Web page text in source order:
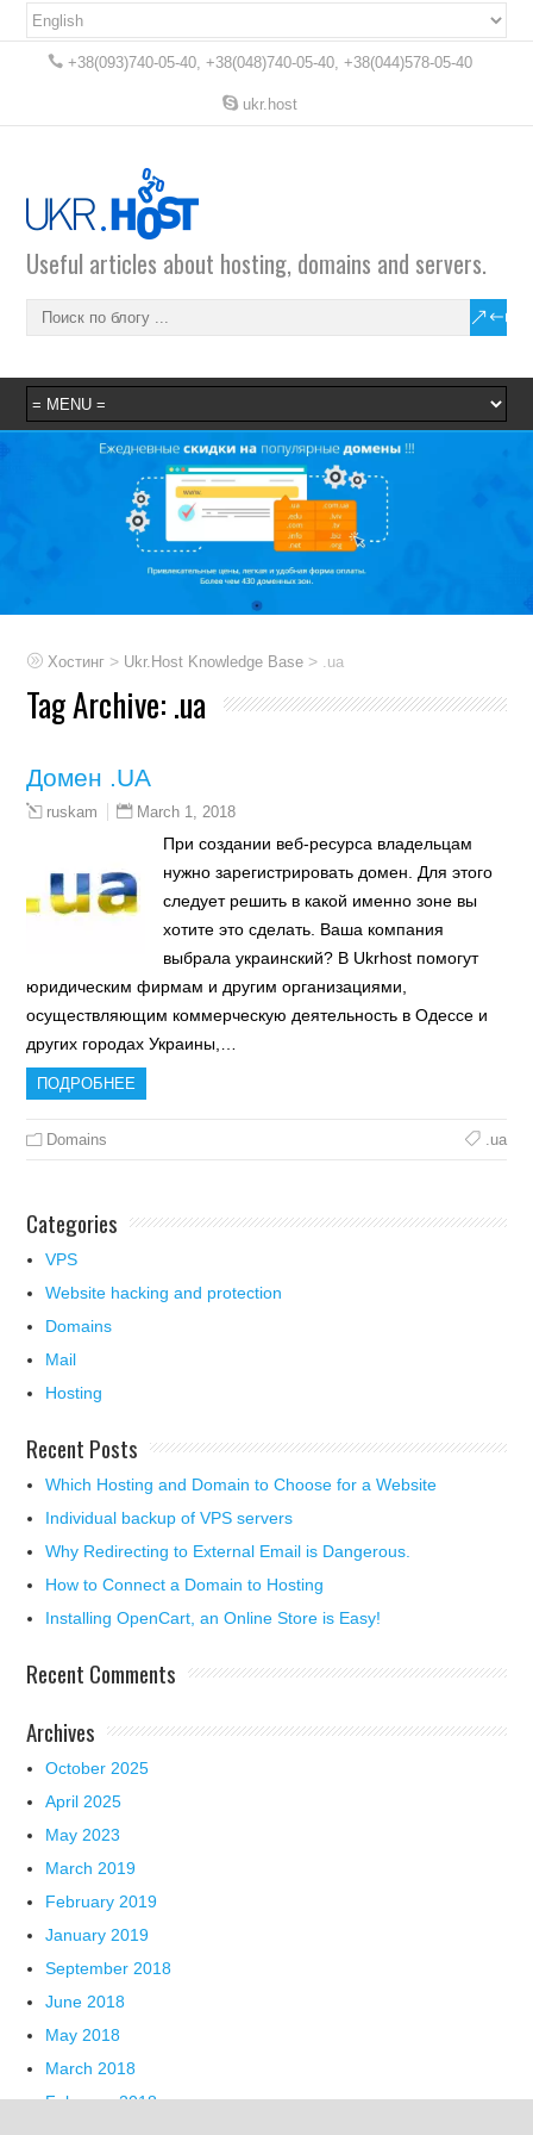
+38(093)740-05-40, +38(048)740-05-40, +38(044)578-05-40
ukr.host
Useful articles about hosting, domains and servers.
Хостинг > Ukr.Host Knowledge Base > .ua
Tag Archive: .ua
Домен .UA
ruskam March 1, 2018
При создании веб-ресурса владельцам
нужно зарегистрировать домен. Для этого
следует решить в какой именно зоне вы
хотите это сделать. Ваша компания
выбрала украинский? В Ukrhost помогут
юридическим фирмам и другим организациями,
осуществляющим коммерческую деятельность в Одессе и
других городах Украины,…
ПОДРОБНЕЕ
Domains .ua
Categories
VPS
Website hacking and protection
Domains
Mail
Hosting
Recent Posts
Which Hosting and Domain to Choose for a Website
Individual backup of VPS servers
Why Redirecting to External Email is Dangerous.
How to Connect a Domain to Hosting
Installing OpenCart, an Online Store is Easy!
Recent Comments
Archives
October 2025
April 2025
May 2023
March 2019
February 2019
January 2019
September 2018
June 2018
May 2018
March 2018
February 2018